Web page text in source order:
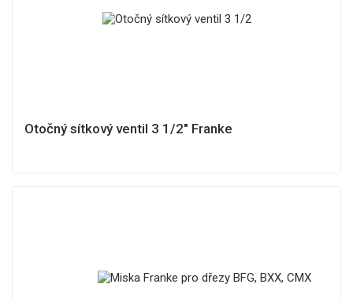
Otočný sítkový ventil 3 1/2" Franke